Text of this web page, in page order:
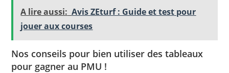
A lire aussi: Avis ZEturf : Guide et test pour
jouer aux courses
Nos conseils pour bien utiliser des tableaux
pour gagner au PMU !